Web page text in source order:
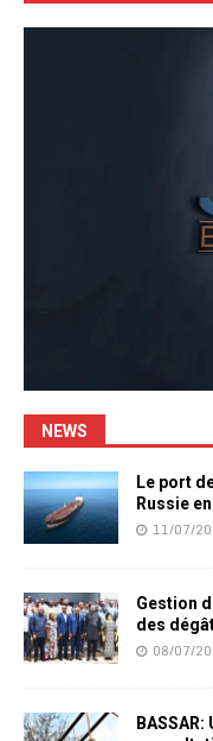
NEWS
Le port
Russie
11/07/
Gestion
des
08/07/